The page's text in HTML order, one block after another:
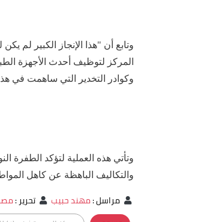
‏وتابع أن "هذا الإنجاز الكبير لم
المركز لتوظيف أحدث الأجهزة
وكوادر التخدير التي ساهمت في
‏وتأتي هذه العملية لتؤكد الطفرة
والتكاليف الباهظة عن كاهل
‏مراسل:مهند حبيب ‏تحرير: